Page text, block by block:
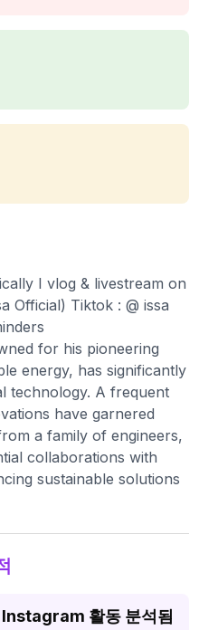
I vlog & livestream on
Official) Tiktok : @ issa
for his pioneering
energy, has significantly
technology. A frequent
have garnered
a family of engineers,
collaborations with
sustainable solutions
Instagram 활동 분석됨